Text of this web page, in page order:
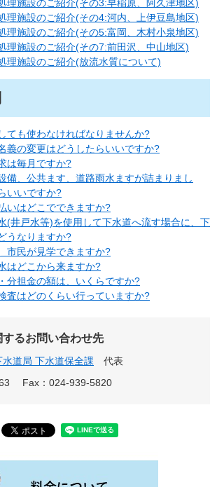
理施設のご紹介(その3:早稲原、阿久津地区)
理施設のご紹介(その4:河内、上伊豆島地区)
理施設のご紹介(その5:富岡、木村小泉地区)
理施設のご紹介(その7:前田沢、中山地区)
理施設のご紹介(放流水質について)
ても使わなければなりませんか?
義の変更はどうしたらいいですか?
は毎月ですか?
備、公共ます、道路雨水ますが詰まりまし
いいですか?
いはどこでできますか?
(井戸水等)を使用して下水道へ流す場合に、下
うなりますか?
市民が見学できますか?
はどこから来ますか?
分担金の額は、いくらですか?
査はどのくらい行っていますか?
るお問い合わせ先
水道局 下水道保全課
代表
Fax：024-939-5820